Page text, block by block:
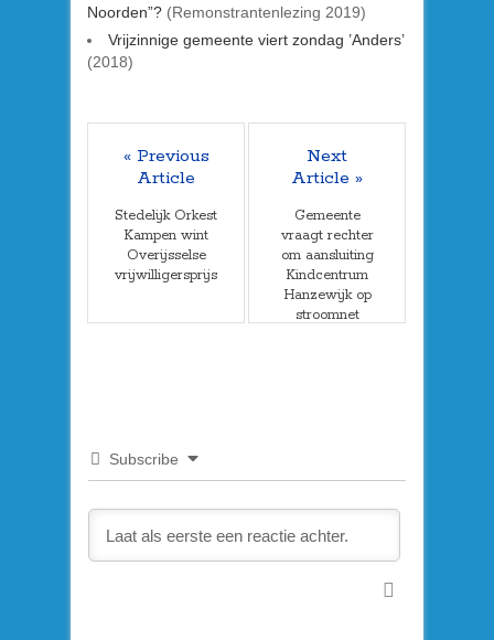
Noorden”? (Remonstrantenlezing 2019)
Vrijzinnige gemeente viert zondag ’Anders’
(2018)
« Previous
Article
Stedelijk Orkest
Kampen wint
Overijsselse
vrijwilligersprijs
Next
Article »
Gemeente
vraagt rechter
om aansluiting
Kindcentrum
Hanzewijk op
stroomnet
Subscribe